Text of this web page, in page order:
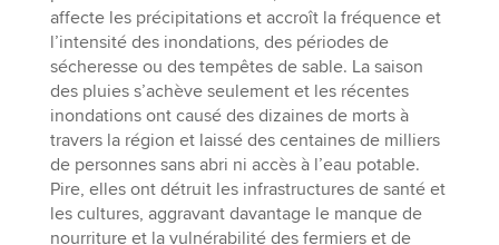
affecte les précipitations et accroît la fréquence et
l’intensité des inondations, des périodes de
sécheresse ou des tempêtes de sable. La saison
des pluies s’achève seulement et les récentes
inondations ont causé des dizaines de morts à
travers la région et laissé des centaines de milliers
de personnes sans abri ni accès à l’eau potable.
Pire, elles ont détruit les infrastructures de santé et
les cultures, aggravant davantage le manque de
nourriture et la vulnérabilité des fermiers et de